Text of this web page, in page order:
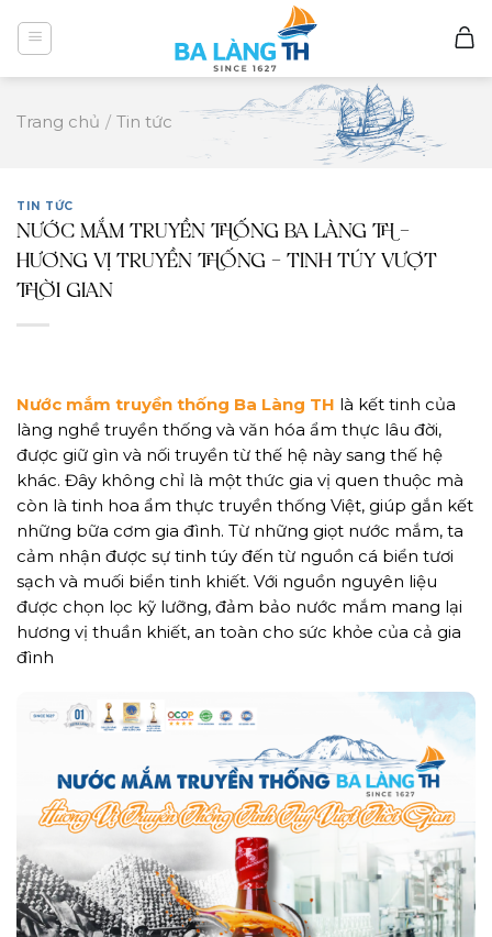
content
Trang chủ / Tin tức
TIN TỨC
NƯỚC MẮM TRUYỀN THỐNG BA LÀNG TH –
HƯƠNG VỊ TRUYỀN THỐNG – TINH TÚY VƯỢT
THỜI GIAN
Nước mắm truyền thống Ba Làng TH là kết tinh của
làng nghề truyền thống và văn hóa ẩm thực lâu đời,
được giữ gìn và nối truyền từ thế hệ này sang thế hệ
khác. Đây không chỉ là một thức gia vị quen thuộc mà
còn là tinh hoa ẩm thực truyền thống Việt, giúp gắn kết
những bữa cơm gia đình. Từ những giọt nước mắm, ta
cảm nhận được sự tinh túy đến từ nguồn cá biển tươi
sạch và muối biển tinh khiết. Với nguồn nguyên liệu
được chọn lọc kỹ lưỡng, đảm bảo nước mắm mang lại
hương vị thuần khiết, an toàn cho sức khỏe của cả gia
đình